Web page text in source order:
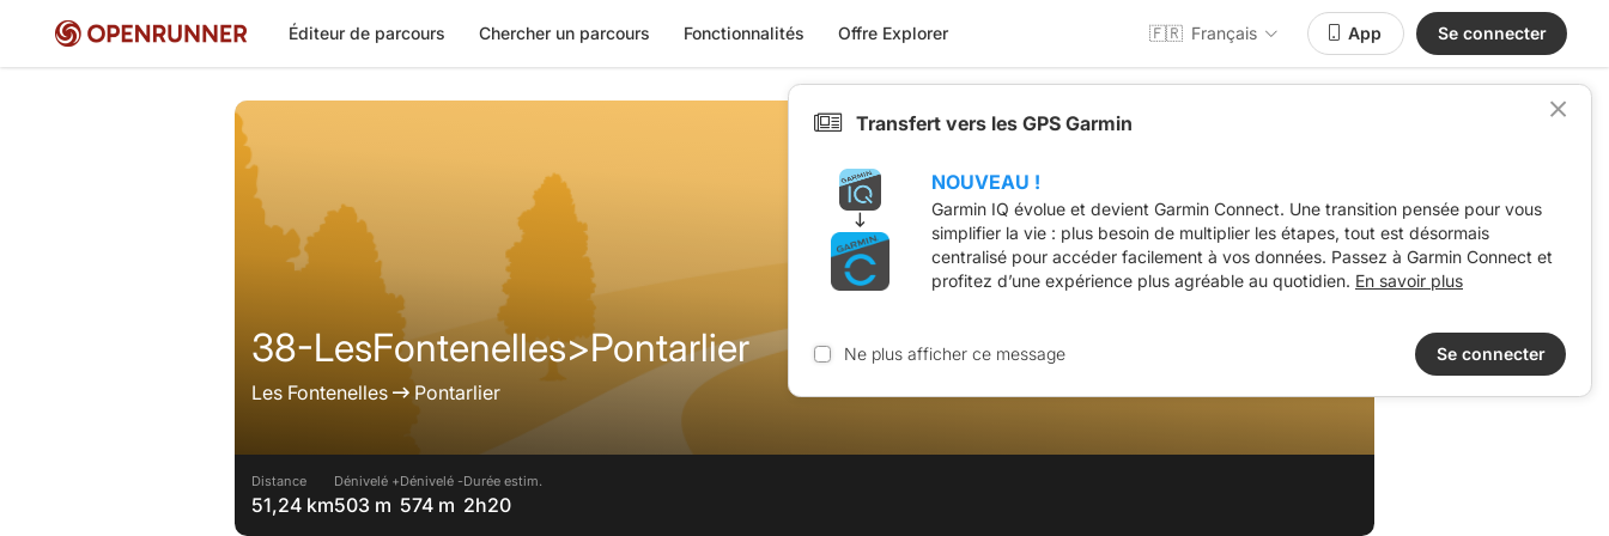
Éditeur de parcours Chercher un parcours Fonctionnalités Offre Explorer 🇫🇷 Français App Se connecter
38-LesFontenelles>Pontarlier
Les Fontenelles Pontarlier
Distance
51,24 km
Dénivelé +
503 m
Dénivelé -
574 m
Durée estim.
2h20
Transfert vers les GPS Garmin
NOUVEAU !
Garmin IQ évolue et devient Garmin Connect. Une transition pensée pour vous
simplifier la vie : plus besoin de multiplier les étapes, tout est désormais
centralisé pour accéder facilement à vos données. Passez à Garmin Connect et
profitez d’une expérience plus agréable au quotidien. En savoir plus
Ne plus afficher ce message Se connecter